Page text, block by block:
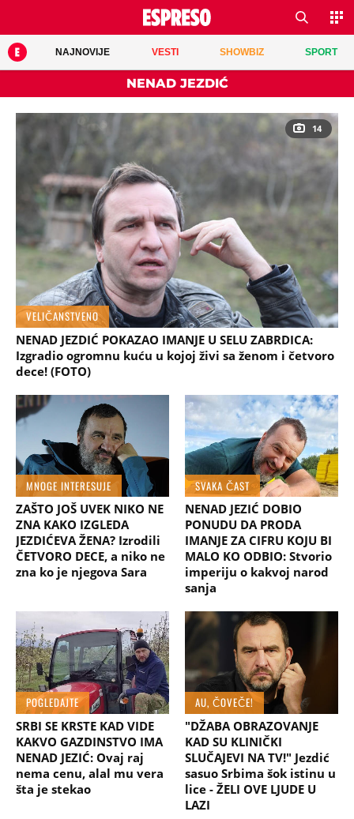
NAJNOVIJE VESTI SHOWBIZ SPORT
NENAD JEZDIĆ
14
VELIČANSTVENO
NENAD JEZDIĆ POKAZAO IMANJE U SELU ZABRDICA:
Izgradio ogromnu kuću u kojoj živi sa ženom i četvoro
dece! (FOTO)
MNOGE INTERESUJE
ZAŠTO JOŠ UVEK NIKO NE
ZNA KAKO IZGLEDA
JEZDIĆEVA ŽENA? Izrodili
ČETVORO DECE, a niko ne
zna ko je njegova Sara
SVAKA ČAST
NENAD JEZIĆ DOBIO
PONUDU DA PRODA
IMANJE ZA CIFRU KOJU BI
MALO KO ODBIO: Stvorio
imperiju o kakvoj narod
sanja
POGLEDAJTE
SRBI SE KRSTE KAD VIDE
KAKVO GAZDINSTVO IMA
NENAD JEZIĆ: Ovaj raj
nema cenu, alal mu vera
šta je stekao
AU, ČOVEČE!
"DŽABA OBRAZOVANJE
KAD SU KLINIČKI
SLUČAJEVI NA TV!" Jezdić
sasuo Srbima šok istinu u
lice - ŽELI OVE LJUDE U
LAZI